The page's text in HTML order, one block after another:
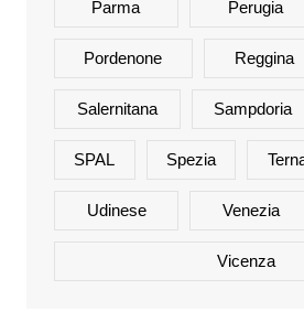
Parma Perugia
Pordenone Reggina
Salernitana Sampdoria
SPAL Spezia
Udinese Venezia
Vicenza